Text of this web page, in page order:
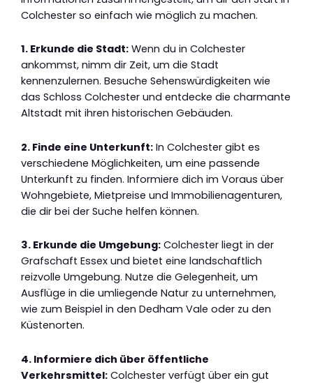
Colchester so einfach wie möglich zu machen.
1. Erkunde die Stadt: Wenn du in Colchester
ankommst, nimm dir Zeit, um die Stadt
kennenzulernen. Besuche Sehenswürdigkeiten wie
das Schloss Colchester und entdecke die charmante
Altstadt mit ihren historischen Gebäuden.
2. Finde eine Unterkunft: In Colchester gibt es
verschiedene Möglichkeiten, um eine passende
Unterkunft zu finden. Informiere dich im Voraus über
Wohngebiete, Mietpreise und Immobilienagenturen,
die dir bei der Suche helfen können.
3. Erkunde die Umgebung: Colchester liegt in der
Grafschaft Essex und bietet eine landschaftlich
reizvolle Umgebung. Nutze die Gelegenheit, um
Ausflüge in die umliegende Natur zu unternehmen,
wie zum Beispiel in den Dedham Vale oder zu den
Küstenorten.
4. Informiere dich über öffentliche
Verkehrsmittel: Colchester verfügt über ein gut